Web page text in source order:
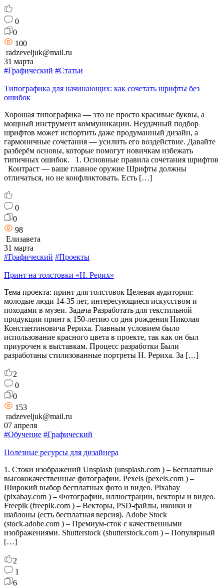
0
0
100
radzeveljuk@mail.ru
31 марта
#Графический #Статьи
Типографика для начинающих: как сочетать шрифты без
ошибок
Хорошая типографика — это не просто красивые буквы, а
мощный инструмент коммуникации. Неудачный подбор
шрифтов может испортить даже продуманный дизайн, а
гармоничные сочетания — усилить его воздействие. Давайте
разберём основы, которые помогут новичкам избежать
типичных ошибок. 1. Основные правила сочетания шрифтов
Контраст — ваше главное оружие Шрифты должны
отличаться, но не конфликтовать. Есть […]
0
0
98
Елизавета
31 марта
#Графический #Проекты
Принт на толстовки «Н. Рерих»
Тема проекта: принт для толстовок Целевая аудитория:
молодые люди 14-35 лет, интересующиеся искусством и
походами в музеи. Задача Разработать для текстильной
продукции принт к 150-летию со дня рождения Николая
Константиновича Рериха. Главным условием было
использование красного цвета в проекте, так как он был
приурочен к выставкам. Процесс разработки Были
разработаны стилизованные портреты Н. Рериха. За […]
2
0
0
153
radzeveljuk@mail.ru
07 апреля
#Обучение #Графический
Полезные ресурсы для дизайнера
1. Стоки изображений Unsplash (unsplash.com ) – Бесплатные
высококачественные фотографии. Pexels (pexels.com ) –
Широкий выбор бесплатных фото и видео. Pixabay
(pixabay.com ) – Фотографии, иллюстрации, векторы и видео.
Freepik (freepik.com ) – Векторы, PSD-файлы, иконки и
шаблоны (есть бесплатная версия). Adobe Stock
(stock.adobe.com ) – Премиум-сток с качественными
изображениями. Shutterstock (shutterstock.com ) – Популярный
[…]
2
1
6